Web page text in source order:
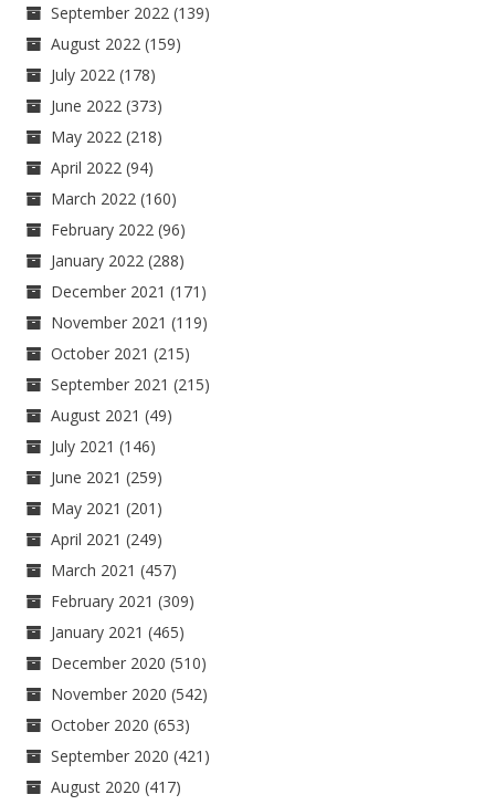
September 2022 (139)
August 2022 (159)
July 2022 (178)
June 2022 (373)
May 2022 (218)
April 2022 (94)
March 2022 (160)
February 2022 (96)
January 2022 (288)
December 2021 (171)
November 2021 (119)
October 2021 (215)
September 2021 (215)
August 2021 (49)
July 2021 (146)
June 2021 (259)
May 2021 (201)
April 2021 (249)
March 2021 (457)
February 2021 (309)
January 2021 (465)
December 2020 (510)
November 2020 (542)
October 2020 (653)
September 2020 (421)
August 2020 (417)